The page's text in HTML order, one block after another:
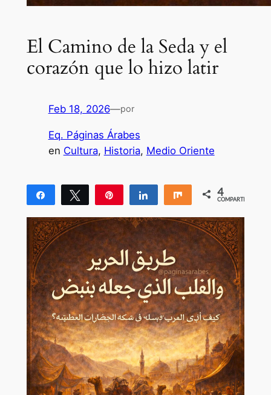
El Camino de la Seda y el
corazón que lo hizo latir
Feb 18, 2026—por
Eq. Páginas Árabes
en Cultura, Historia, Medio Oriente
Compartir Twittear Compartir Compartir
4
COMPARTIR